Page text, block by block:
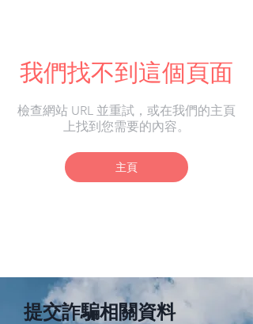
我們找不到這個頁面
檢查網站 URL 並重試，或在我們的主頁
上找到您需要的內容。
主頁
提交詐騙相關資料